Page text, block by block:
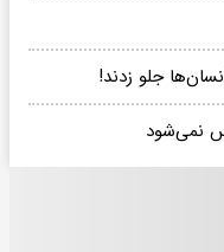
جلو زدند!
نمی‌شود